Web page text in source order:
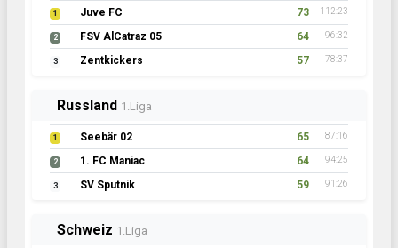
1 Juve FC 73 112:23
2 FSV AlCatraz 05 64 96:32
3 Zentkickers 57 78:37
Russland 1.Liga
1 Seebär 02 65 87:16
2 1. FC Maniac 64 94:25
3 SV Sputnik 59 91:26
Schweiz 1.Liga